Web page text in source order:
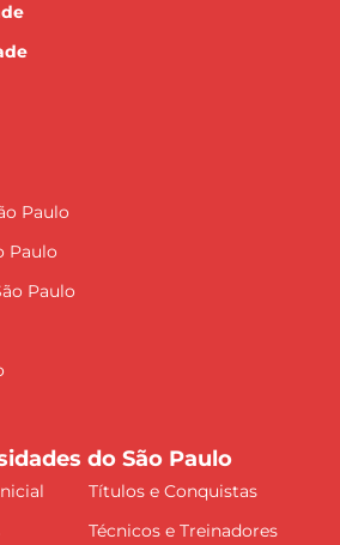
Paulo
Paulo
Paulo
do São Paulo
Títulos e Conquistas
Técnicos e Treinadores